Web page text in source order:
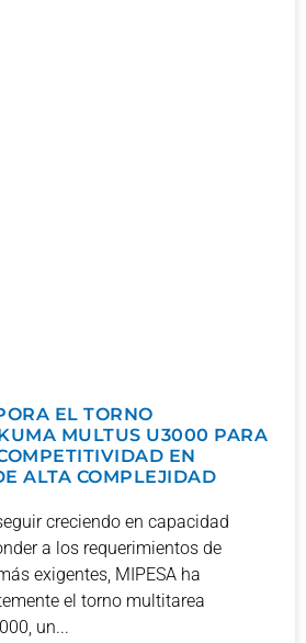
EL TORNO
MULTUS U3000 PARA
EN
ALTA COMPLEJIDAD
creciendo en capacidad
a los requerimientos de
exigentes, MIPESA ha
el torno multitarea
un